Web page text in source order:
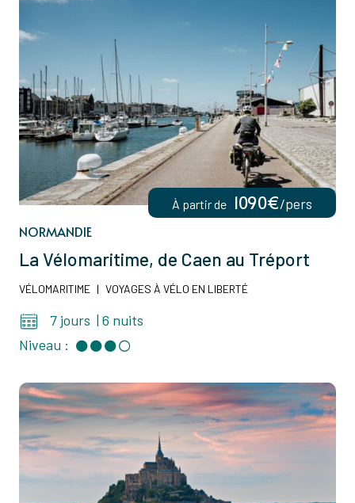
NORMANDIE
La Vélomaritime, de Caen au Tréport
VÉLOMARITIME | VOYAGES À VÉLO EN LIBERTÉ
7 jours | 6 nuits
Niveau :
À partir de 1090€/pers